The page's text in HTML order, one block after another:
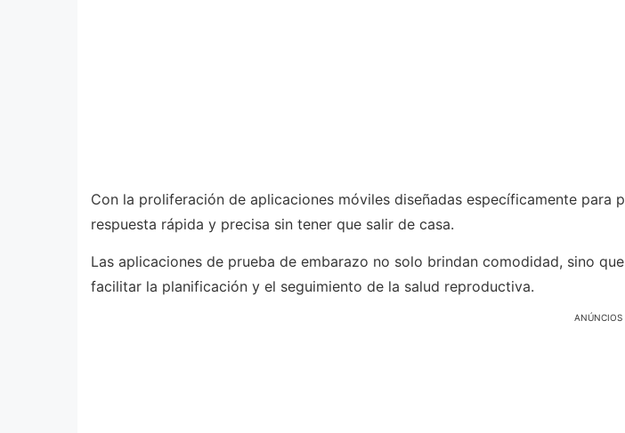
Con la proliferación de aplicaciones móviles diseñadas específicamente para
respuesta rápida y precisa sin tener que salir de casa.
Las aplicaciones de prueba de embarazo no solo brindan comodidad, sino
facilitar la planificación y el seguimiento de la salud reproductiva.
ANÚNCIOS